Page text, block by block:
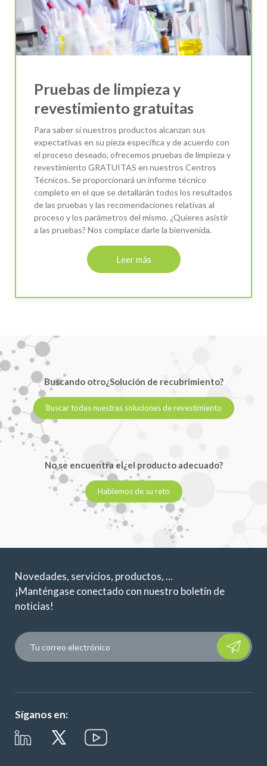
Pruebas de limpieza y
revestimiento gratuitas
Para saber si nuestros productos alcanzan sus
expectativas en su pieza específica y de acuerdo con
el proceso deseado, ofrecemos pruebas de limpieza y
revestimiento GRATUITAS en nuestros Centros
Técnicos. Se proporcionará un informe técnico
completo en el que se detallarán todos los resultados
de las pruebas y las recomendaciones relativas al
proceso y los parámetros del mismo. ¿Quieres asistir
a las pruebas? Nos complace darle la bienvenida.
Leer más
Buscando otro¿Solución de recubrimiento?
Buscar todas nuestras soluciones de revestimiento
No se encuentra el¿el producto adecuado?
Hablemos de su reto
Novedades, servicios, productos, ...
¡Manténgase conectado con nuestro boletín de
noticias!
Please leave
Síganos en: